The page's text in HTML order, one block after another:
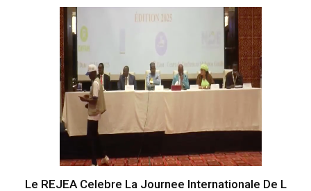
Le REJEA Celebre La Journee Internationale De L